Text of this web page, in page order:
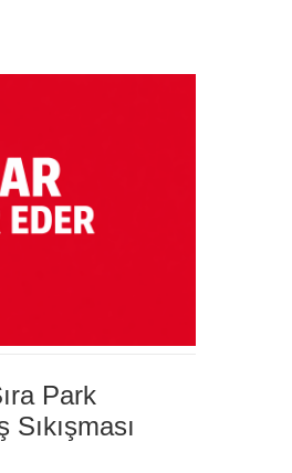
Park
Sıkışması